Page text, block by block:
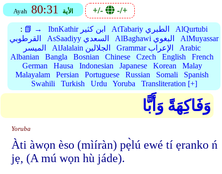
Ayah 80:31 الأية +/- -/+
: 📗 → IbnKathir ابن كثير AtTabariy الطبري
AlQurtubi
القرطوبي
AsSaadiyy السعدي AlBaghawi البغوي
AlMuyassar
الميسر
AlJalalain الجلالين Grammar الإعراب
Arabic
Albanian
Bangla Bosnian Chinese Czech English
French
German
Hausa Indonesian Japanese Korean
Malay
Malayalam
Persian Portuguese Russian Somali
Spanish
Swahili
Turkish Urdu Yoruba Transliteration [+]
وَفَاكِهَةً وَأَبًّا
Yoruba
Àti àwọn èso (mìíràn) pẹ̀lú ewé tí ẹranko ń
jẹ, (A mú wọn hù jáde).